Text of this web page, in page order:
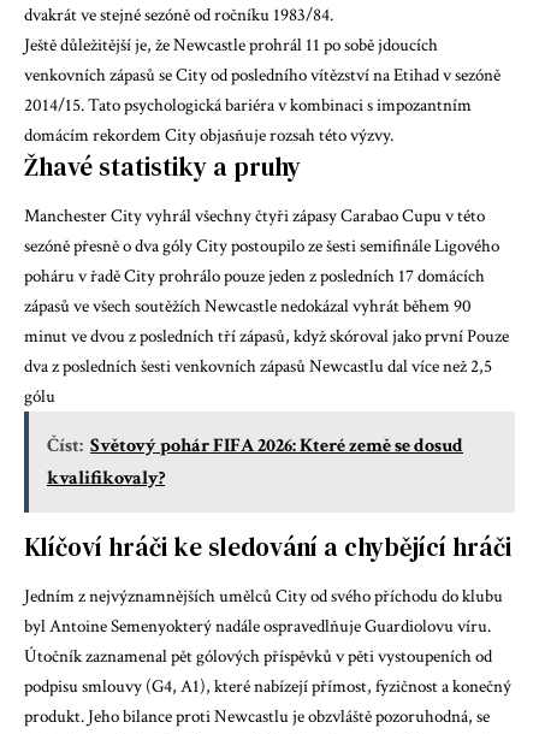
dvakrát ve stejné sezóně od ročníku 1983/84.
Ještě důležitější je, že Newcastle prohrál 11 po sobě jdoucích
venkovních zápasů se City od posledního vítězství na Etihad v sezóně
2014/15. Tato psychologická bariéra v kombinaci s impozantním
domácím rekordem City objasňuje rozsah této výzvy.
Žhavé statistiky a pruhy
Manchester City vyhrál všechny čtyři zápasy Carabao Cupu v této
sezóně přesně o dva góly City postoupilo ze šesti semifinále Ligového
poháru v řadě City prohrálo pouze jeden z posledních 17 domácích
zápasů ve všech soutěžích Newcastle nedokázal vyhrát během 90
minut ve dvou z posledních tří zápasů, když skóroval jako první Pouze
dva z posledních šesti venkovních zápasů Newcastlu dal více než 2,5
gólu
Číst: Světový pohár FIFA 2026: Které země se dosud
kvalifikovaly?
Klíčoví hráči ke sledování a chybějící hráči
Jedním z nejvýznamnějších umělců City od svého příchodu do klubu
bylAntoine Semenyokterý nadále ospravedlňuje Guardiolovu víru.
Útočník zaznamenal pět gólových příspěvků v pěti vystoupeních od
podpisu smlouvy (G4, A1), které nabízejí přímost, fyzičnost a konečný
produkt. Jeho bilance proti Newcastlu je obzvláště pozoruhodná, se